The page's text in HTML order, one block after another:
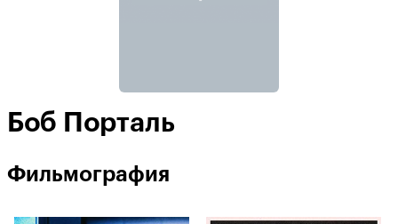
Боб Порталь
Фильмография